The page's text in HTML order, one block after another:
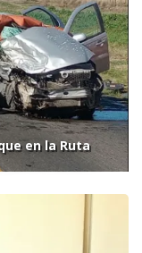
en la Ruta